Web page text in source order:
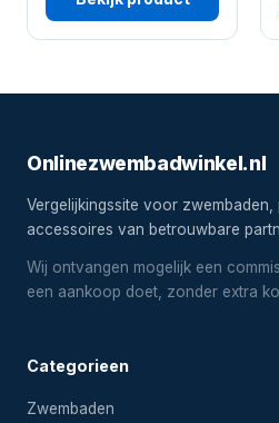
Onlinezwembadwinkel.nl
Vergelijkingssite voor zwembaden,
accessoires van betrouwbare
Wij ontvangen mogelijk een
een aankoop doet, zonder extra
Categorieen
Zwembaden